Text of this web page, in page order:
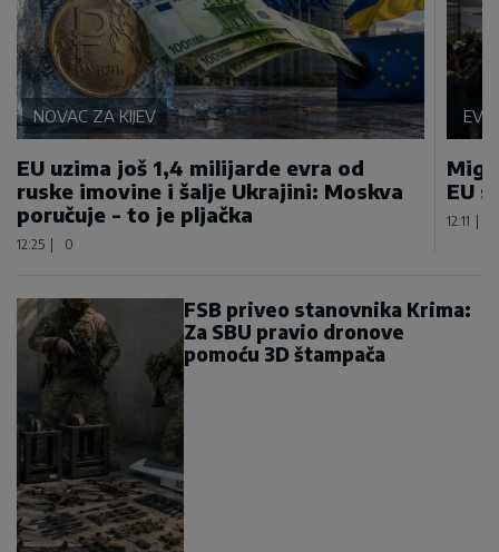
NOVAC ZA KIJEV
EU uzima još 1,4 milijarde evra od
ruske imovine i šalje Ukrajini: Moskva
poručuje - to je pljačka
12:25 0
EU
12:11
FSB priveo stanovnika Krima:
Za SBU pravio dronove
pomoću 3D štampača